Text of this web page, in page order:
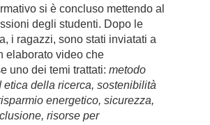
si è concluso mettendo al
degli studenti. Dopo le
i ragazzi, sono stati inviatati a
elaborato video che
uno dei temi trattati: metodo
etica della ricerca, sostenibilità
energetico, sicurezza,
risorse per